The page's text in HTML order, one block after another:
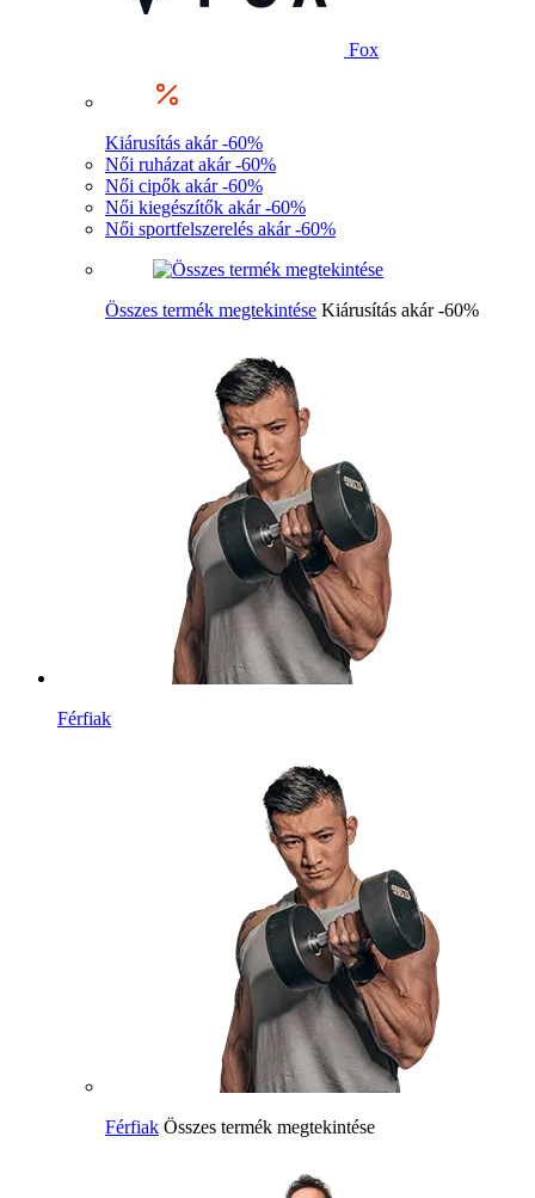
Fox
Kiárusítás akár -60%
Női ruházat akár -60%
Női cipők akár -60%
Női kiegészítők akár -60%
Női sportfelszerelés akár -60%
Összes termék megtekintése Kiárusítás akár -60%
Férfiak
Férfiak Összes termék megtekintése